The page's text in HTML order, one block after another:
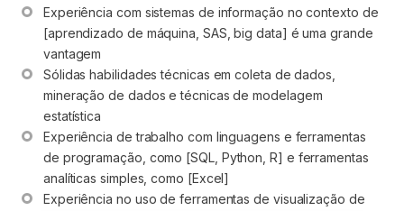
Experiência com sistemas de informação no contexto de
[aprendizado de máquina, SAS, big data] é uma grande
vantagem
Sólidas habilidades técnicas em coleta de dados,
mineração de dados e técnicas de modelagem
estatística
Experiência de trabalho com linguagens e ferramentas
de programação, como [SQL, Python, R] e ferramentas
analíticas simples, como [Excel]
Experiência no uso de ferramentas de visualização de